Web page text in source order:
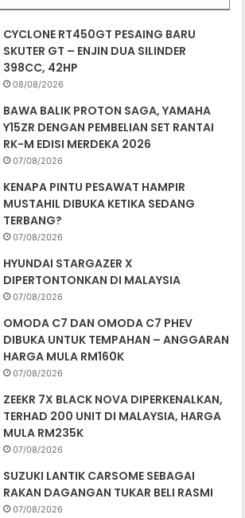
CYCLONE RT450GT PESAING BARU
SKUTER GT – ENJIN DUA SILINDER
398CC, 42HP
08/08/2026
BAWA BALIK PROTON SAGA, YAMAHA
Y15ZR DENGAN PEMBELIAN SET RANTAI
RK-M EDISI MERDEKA 2026
07/08/2026
KENAPA PINTU PESAWAT HAMPIR
MUSTAHIL DIBUKA KETIKA SEDANG
TERBANG?
07/08/2026
HYUNDAI STARGAZER X
DIPERTONTONKAN DI MALAYSIA
07/08/2026
OMODA C7 DAN OMODA C7 PHEV
DIBUKA UNTUK TEMPAHAN – ANGGARAN
HARGA MULA RM160K
07/08/2026
ZEEKR 7X BLACK NOVA DIPERKENALKAN,
TERHAD 200 UNIT DI MALAYSIA, HARGA
MULA RM235K
07/08/2026
SUZUKI LANTIK CARSOME SEBAGAI
RAKAN DAGANGAN TUKAR BELI RASMI
07/08/2026